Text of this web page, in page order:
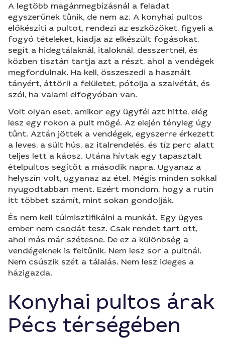
A legtöbb magánmegbízásnál a feladat
egyszerűnek tűnik, de nem az. A konyhai pultos
előkészíti a pultot, rendezi az eszközöket, figyeli a
fogyó tételeket, kiadja az elkészült fogásokat,
segít a hidegtálaknál, italoknál, desszertnél, és
közben tisztán tartja azt a részt, ahol a vendégek
megfordulnak. Ha kell, összeszedi a használt
tányért, áttörli a felületet, pótolja a szalvétát, és
szól, ha valami elfogyóban van.
Volt olyan eset, amikor egy ügyfél azt hitte, elég
lesz egy rokon a pult mögé. Az elején tényleg úgy
tűnt. Aztán jöttek a vendégek, egyszerre érkezett
a leves, a sült hús, az italrendelés, és tíz perc alatt
teljes lett a káosz. Utána hívtak egy tapasztalt
ételpultos segítőt a második napra. Ugyanaz a
helyszín volt, ugyanaz az étel. Mégis minden sokkal
nyugodtabban ment. Ezért mondom, hogy a rutin
itt többet számít, mint sokan gondolják.
És nem kell túlmisztifikálni a munkát. Egy ügyes
ember nem csodát tesz. Csak rendet tart ott,
ahol más már szétesne. De ez a különbség a
vendégeknek is feltűnik. Nem lesz sor a pultnál.
Nem csúszik szét a tálalás. Nem lesz ideges a
házigazda.
Konyhai pultos árak
Pécs térségében